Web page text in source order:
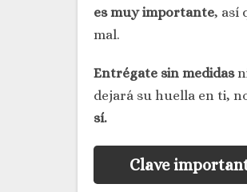
es muy importante, así
mal.
Entrégate sin medidas
dejará su huella en ti,
sí.
Clave